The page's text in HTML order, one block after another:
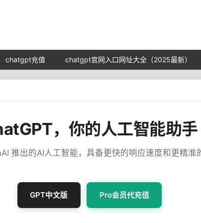
chatgpt充值 chatgpt官网入口网址大全（2025最新）
，你的人工智能助手
推出的AI人工智能，具备更快的响应速度和更精准
GPT中文版 Pro会员代充值